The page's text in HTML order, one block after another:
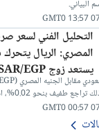
07/
التحليل الفني لسعر
المصري: الريال
يستعد زوج SAR/EGP لاختيار اتجاه جديد؟
07/